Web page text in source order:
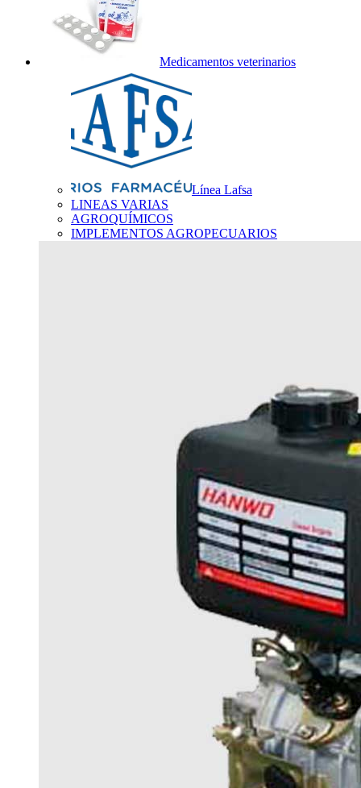
Medicamentos veterinarios
Línea Lafsa
LINEAS VARIAS
AGROQUÍMICOS
IMPLEMENTOS AGROPECUARIOS